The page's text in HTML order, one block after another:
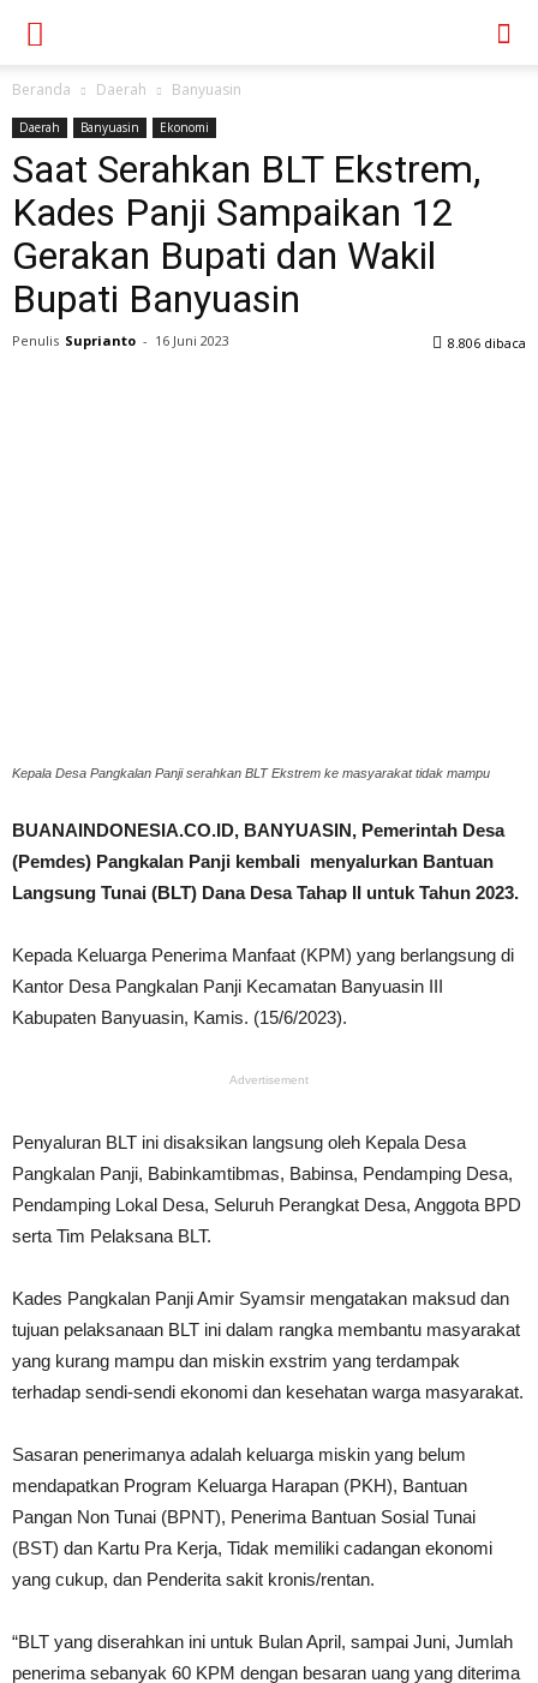
Beranda Daerah Banyuasin
Daerah Banyuasin Ekonomi
Saat Serahkan BLT Ekstrem,
Kades Panji Sampaikan 12
Gerakan Bupati dan Wakil
Bupati Banyuasin
Penulis Suprianto - 16 Juni 2023 8.806 dibaca
Kepala Desa Pangkalan Panji serahkan BLT Ekstrem ke masyarakat tidak mampu
BUANAINDONESIA.CO.ID, BANYUASIN, Pemerintah Desa
(Pemdes) Pangkalan Panji kembali menyalurkan Bantuan
Langsung Tunai (BLT) Dana Desa Tahap II untuk Tahun 2023.
Kepada Keluarga Penerima Manfaat (KPM) yang berlangsung di
Kantor Desa Pangkalan Panji Kecamatan Banyuasin III
Kabupaten Banyuasin, Kamis. (15/6/2023).
Advertisement
Penyaluran BLT ini disaksikan langsung oleh Kepala Desa
Pangkalan Panji, Babinkamtibmas, Babinsa, Pendamping Desa,
Pendamping Lokal Desa, Seluruh Perangkat Desa, Anggota BPD
serta Tim Pelaksana BLT.
Kades Pangkalan Panji Amir Syamsir mengatakan maksud dan
tujuan pelaksanaan BLT ini dalam rangka membantu masyarakat
yang kurang mampu dan miskin exstrim yang terdampak
terhadap sendi-sendi ekonomi dan kesehatan warga masyarakat.
Sasaran penerimanya adalah keluarga miskin yang belum
mendapatkan Program Keluarga Harapan (PKH), Bantuan
Pangan Non Tunai (BPNT), Penerima Bantuan Sosial Tunai
(BST) dan Kartu Pra Kerja, Tidak memiliki cadangan ekonomi
yang cukup, dan Penderita sakit kronis/rentan.
“BLT yang diserahkan ini untuk Bulan April, sampai Juni, Jumlah
penerima sebanyak 60 KPM dengan besaran uang yang diterima